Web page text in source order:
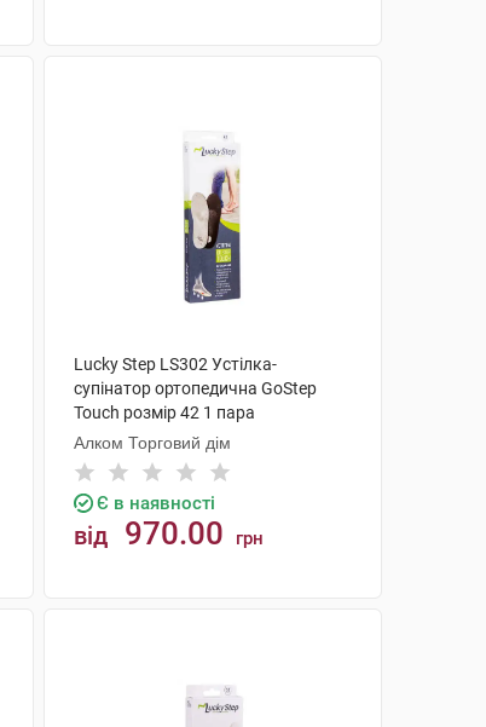
Lucky Step LS302 Устілка-
супінатор ортопедична GoStep
Touch розмір 42 1 пара
Алком Торговий дім
Є в наявності
від 970.00 грн